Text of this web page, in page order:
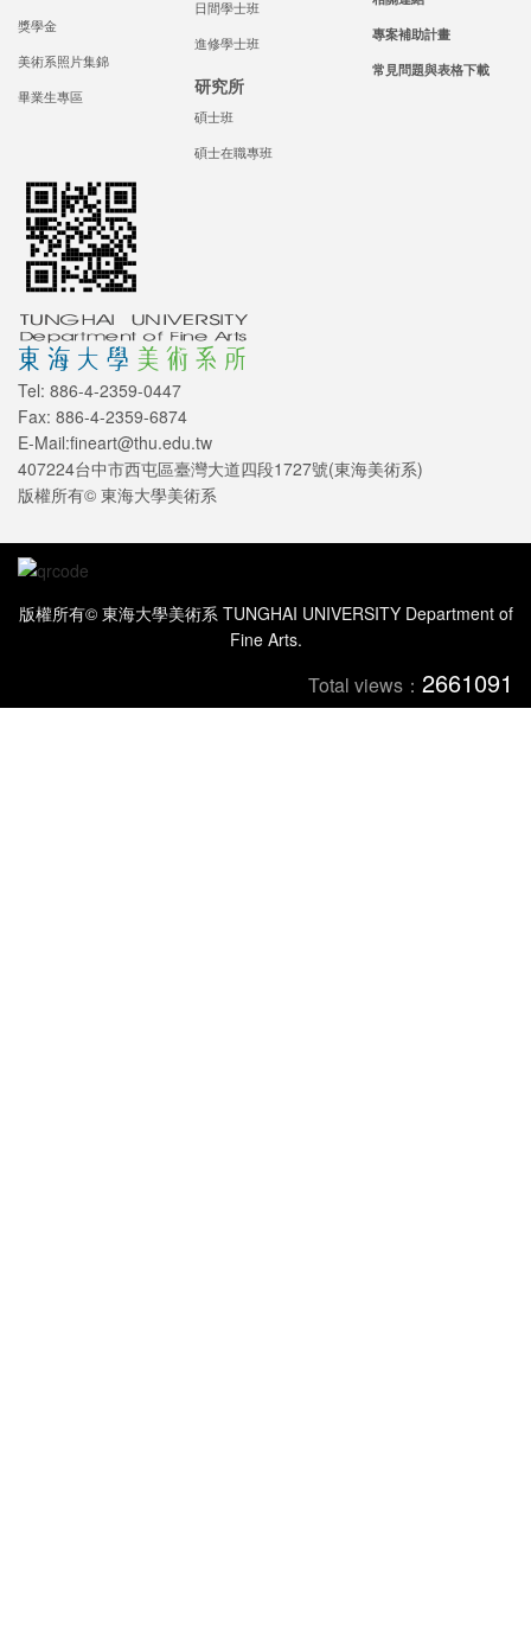
獎學金
美術系照片集錦
畢業生專區
日間學士班
進修學士班
研究所
碩士班
碩士在職專班
專案補助計畫
常見問題與表格下載
Tel: 886-4-2359-0447
Fax: 886-4-2359-6874
E-Mail:fineart@thu.edu.tw
407224台中市西屯區臺灣大道四段1727號(東海美術系)
版權所有© 東海大學美術系
版權所有© 東海大學美術系 TUNGHAI UNIVERSITY Department of
Fine Arts.
Total views： 2661091